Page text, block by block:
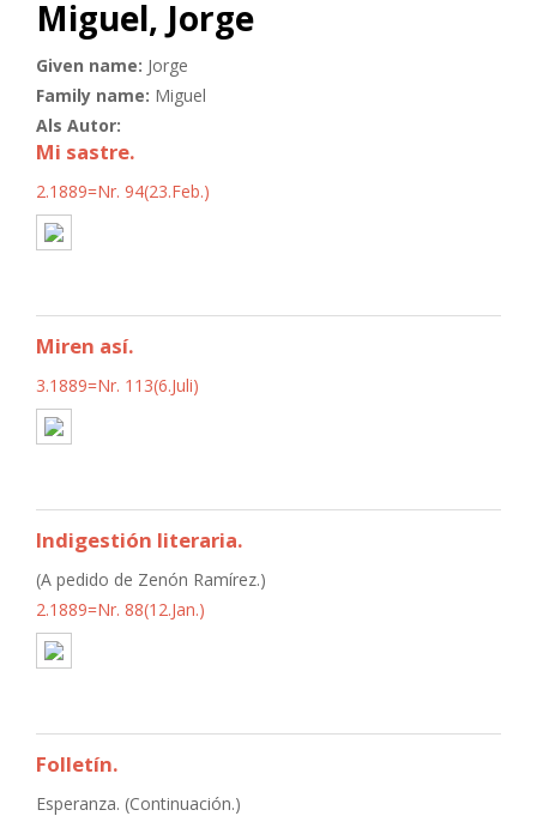
Miguel, Jorge
Given name: Jorge
Family name: Miguel
Als Autor:
Mi sastre.
2.1889=Nr. 94(23.Feb.)
Miren así.
3.1889=Nr. 113(6.Juli)
Indigestión literaria.
(A pedido de Zenón Ramírez.)
2.1889=Nr. 88(12.Jan.)
Folletín.
Esperanza. (Continuación.)